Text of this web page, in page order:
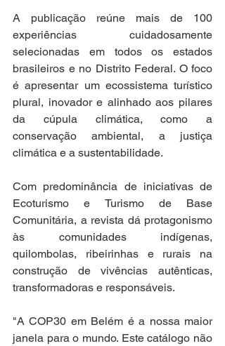
A publicação reúne mais de 100
experiências cuidadosamente
selecionadas em todos os estados
brasileiros e no Distrito Federal. O foco
é apresentar um ecossistema turístico
plural, inovador e alinhado aos pilares
da cúpula climática, como a
conservação ambiental, a justiça
climática e a sustentabilidade.
Com predominância de iniciativas de
Ecoturismo e Turismo de Base
Comunitária, a revista dá protagonismo
às comunidades indígenas,
quilombolas, ribeirinhas e rurais na
construção de vivências autênticas,
transformadoras e responsáveis.
"A COP30 em Belém é a nossa maior
janela para o mundo. Este catálogo não